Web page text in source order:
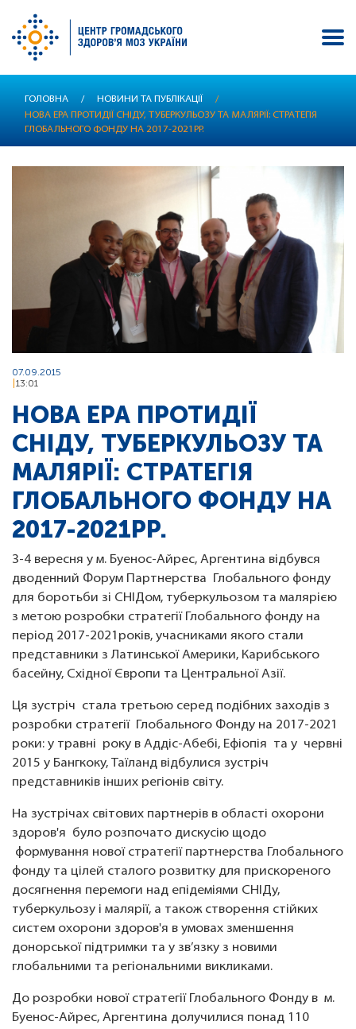
ГОЛОВНА / НОВИНИ ТА ПУБЛІКАЦІЇ
/
НОВА ЕРА ПРОТИДІЇ СНІДУ, ТУБЕРКУЛЬОЗУ ТА МАЛЯРІЇ: СТРАТЕГІЯ
ГЛОБАЛЬНОГО ФОНДУ НА 2017-2021РР.
07.09.2015
13:01
НОВА ЕРА ПРОТИДІЇ
СНІДУ, ТУБЕРКУЛЬОЗУ ТА
МАЛЯРІЇ: СТРАТЕГІЯ
ГЛОБАЛЬНОГО ФОНДУ НА
2017-2021РР.
3-4 вересня у м. Буенос-Айрес, Аргентина відбувся
дводенний Форум Партнерства Глобального фонду
для боротьби зі СНІДом, туберкульозом та малярією
з метою розробки стратегії Глобального фонду на
період 2017-2021років, учасниками якого стали
представники з Латинської Америки, Карибського
басейну, Східної Європи та Центральної Азії.
Ця зустріч стала третьою серед подібних заходів з
розробки стратегії Глобального Фонду на 2017-2021
роки: у травні року в Аддіс-Абебі, Ефіопія та у червні
2015 у Бангкоку, Таїланд відбулися зустріч
представників інших регіонів світу.
На зустрічах світових партнерів в області охорони
здоров'я було розпочато дискусію щодо
формування нової стратегії партнерства Глобального
фонду та цілей сталого розвитку для прискореного
досягнення перемоги над епідеміями СНІДу,
туберкульозу і малярії, а також створення стійких
систем охорони здоров'я в умовах зменшення
донорської підтримки та у зв’язку з новими
глобальними та регіональними викликами.
До розробки нової стратегії Глобального Фонду в м.
Буенос-Айрес, Аргентина долучилися понад 110